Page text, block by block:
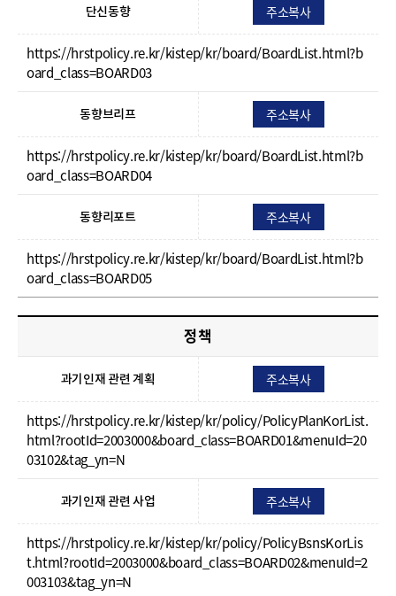
단신동향 주소복사
https://hrstpolicy.re.kr/kistep/kr/board/BoardList.html?b
oard_class=BOARD03
동향브리프 주소복사
https://hrstpolicy.re.kr/kistep/kr/board/BoardList.html?b
oard_class=BOARD04
동향리포트 주소복사
https://hrstpolicy.re.kr/kistep/kr/board/BoardList.html?b
oard_class=BOARD05
정책
과기인재 관련 계획 주소복사
https://hrstpolicy.re.kr/kistep/kr/policy/PolicyPlanKorList.
html?rootId=2003000&board_class=BOARD01&menuId=20
03102&tag_yn=N
과기인재 관련 사업 주소복사
https://hrstpolicy.re.kr/kistep/kr/policy/PolicyBsnsKorLis
t.html?rootId=2003000&board_class=BOARD02&menuId=2
003103&tag_yn=N